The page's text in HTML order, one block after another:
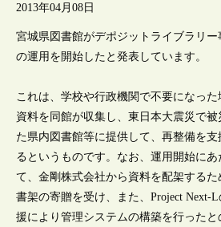
2013年04月08日
宮城県図書館がデポジットライブラリー
の運用を開始したと発表しています。
これは、学校や行政機関で不要になった
資料を同館が収集し、東日本大震災で被
た県内図書館等に提供して、再整備を支
るというものです。なお、運用開始にあ
て、金剛株式会社から資料を配架するた
書架の寄贈を受け、また、Project Next-L
援により管理システムの構築を行ったと